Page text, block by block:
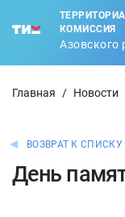
КОМИССИЯ
Азовского
Главная / Новости
ВОЗВРАТ К СПИСКУ
День